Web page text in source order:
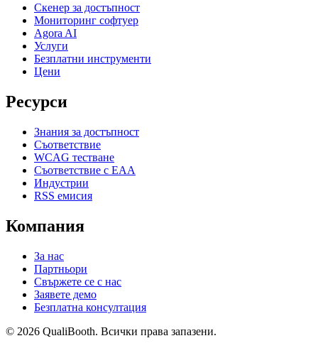
Скенер за достъпност
Мониторинг софтуер
Agora AI
Услуги
Безплатни инструменти
Цени
Ресурси
Знания за достъпност
Съответствие
WCAG тестване
Съответствие с EAA
Индустрии
RSS емисия
Компания
За нас
Партньори
Свържете се с нас
Заявете демо
Безплатна консултация
© 2026 QualiBooth. Всички права запазени.